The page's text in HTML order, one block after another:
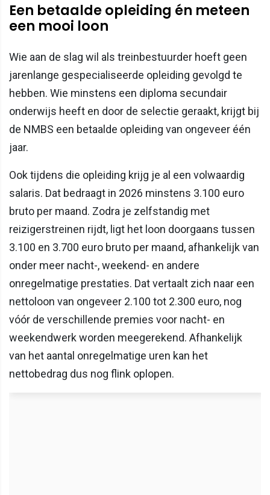
Een betaalde opleiding én meteen
een mooi loon
Wie aan de slag wil als treinbestuurder hoeft geen
jarenlange gespecialiseerde opleiding gevolgd te
hebben. Wie minstens een diploma secundair
onderwijs heeft en door de selectie geraakt, krijgt bij
de NMBS een betaalde opleiding van ongeveer één
jaar.
Ook tijdens die opleiding krijg je al een volwaardig
salaris. Dat bedraagt in 2026 minstens 3.100 euro
bruto per maand. Zodra je zelfstandig met
reizigerstreinen rijdt, ligt het loon doorgaans tussen
3.100 en 3.700 euro bruto per maand, afhankelijk van
onder meer nacht-, weekend- en andere
onregelmatige prestaties. Dat vertaalt zich naar een
nettoloon van ongeveer 2.100 tot 2.300 euro, nog
vóór de verschillende premies voor nacht- en
weekendwerk worden meegerekend. Afhankelijk
van het aantal onregelmatige uren kan het
nettobedrag dus nog flink oplopen.